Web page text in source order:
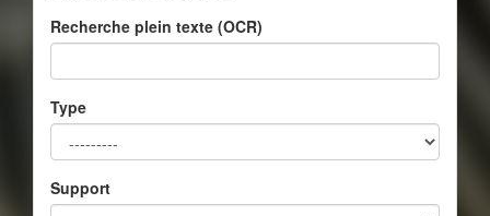
Recherche plein texte (OCR)
Type
Support